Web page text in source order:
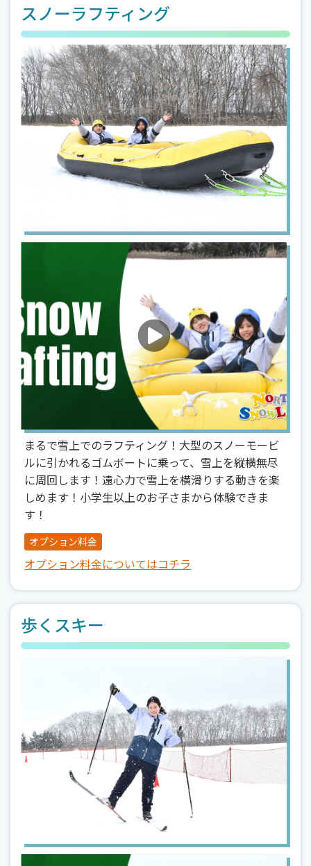
スノーラフティング
まるで雪上でのラフティング！大型のスノーモービ
ルに引かれるゴムボートに乗って、雪上を縦横無尽
に周回します！遠心力で雪上を横滑りする動きを楽
しめます！小学生以上のお子さまから体験できま
す！
オプション料金
オプション料金についてはコチラ
歩くスキー